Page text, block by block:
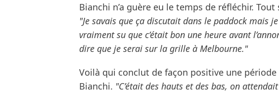
Bianchi n’a guère eu le temps de réfléchir.
"Je savais que ça discutait dans le paddock mais je
vraiment su que c’était bon une heure avant
dire que je serai sur la grille à Melbourne."
Voilà qui conclut de façon positive une période
Bianchi. "C’était des hauts et des bas, on